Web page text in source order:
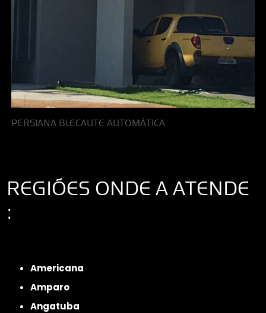
PERSIANA BLECAUTE AUTOMÁTICA
REGIÕES ONDE A ATENDE
:
Americana
Amparo
Angatuba